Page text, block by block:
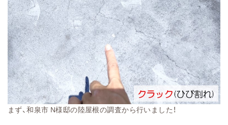
まず、和泉市 N様邸の陸屋根の調査から行いました！